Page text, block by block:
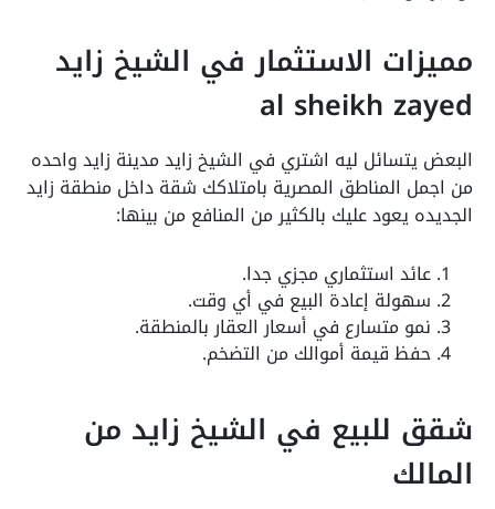
مميزات الاستثمار في الشيخ زايد
al sheikh zayed
البعض يتسائل ليه اشتري في الشيخ زايد مدينة زايد واحده
من اجمل المناطق المصرية بامتلاكك شقة داخل منطقة زايد
الجديده يعود عليك بالكثير من المنافع من بينها:
عائد استثماري مجزي جدا.
سهولة إعادة البيع في أي وقت.
نمو متسارع في أسعار العقار بالمنطقة.
حفظ قيمة أموالك من التضخم.
شقق للبيع في الشيخ زايد من
المالك